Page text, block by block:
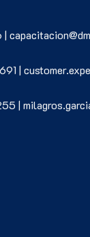
|
|